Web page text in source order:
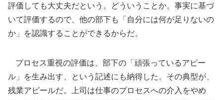
評価しても大丈夫だという。どういうことか。事実に基づ
いて評価するので、他の部下も「自分には何が足りないの
か」を認識することができるからだ。
プロセス重視の評価は、部下の「頑張っているアピー
ル」を生み出す、という記述にも納得した。その典型が、
残業アピールだ。上司は仕事のプロセスへの介入をやめ